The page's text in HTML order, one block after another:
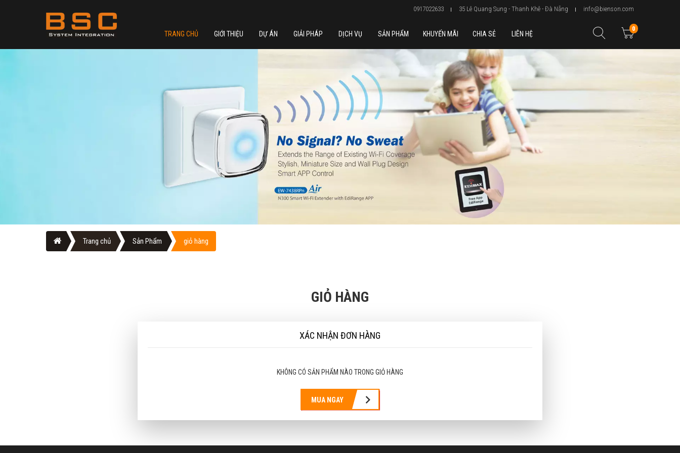
0917022633 35 Lê Quang Sung - Thanh Khê - Đà Nẵng info@bienson.com
0
TRANG CHỦ GIỚI THIỆU DỰ ÁN GIẢI PHÁP DỊCH VỤ SẢN PHẨM KHUYẾN MÃI CHIA SẺ LIÊN HỆ
Trang chủ Sản Phẩm giỏ hàng
GIỎ HÀNG
XÁC NHẬN ĐƠN HÀNG
KHÔNG CÓ SẢN PHẨM NÀO TRONG GIỎ HÀNG
MUA NGAY